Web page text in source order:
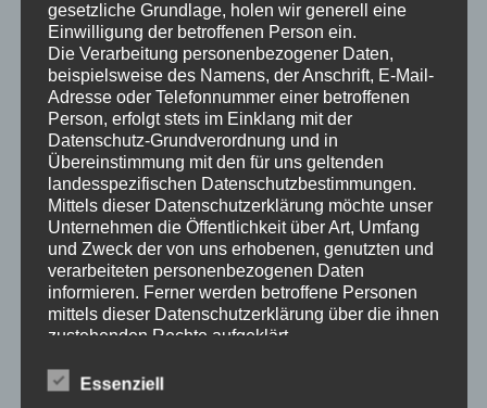
Hier informieren
Heimkino Bauen Lassen
gesetzliche Grundlage, holen wir generell eine
Einwilligung der betroffenen Person ein.
Die Verarbeitung personenbezogener Daten,
beispielsweise des Namens, der Anschrift, E-Mail-
Adresse oder Telefonnummer einer betroffenen
Person, erfolgt stets im Einklang mit der
Datenschutz-Grundverordnung und in
Übereinstimmung mit den für uns geltenden
landesspezifischen Datenschutzbestimmungen.
Mittels dieser Datenschutzerklärung möchte unser
Unternehmen die Öffentlichkeit über Art, Umfang
und Zweck der von uns erhobenen, genutzten und
verarbeiteten personenbezogenen Daten
informieren. Ferner werden betroffene Personen
mittels dieser Datenschutzerklärung über die ihnen
zustehenden Rechte aufgeklärt.
zahlreiche technische und organisatorische
Essenziell